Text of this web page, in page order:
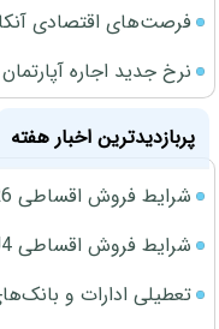
فرصت‌های اقتصادی
نرخ جدید اجاره
پربازدیدترین اخبار هفته
شرایط فروش اقساطی KMC SR6 کرمان موتور اعلام شد
شرایط فروش اقساطی JAC J4 (مرداد 1405)
تعطیلی ادارات و بانک‌های 5 استان در روز